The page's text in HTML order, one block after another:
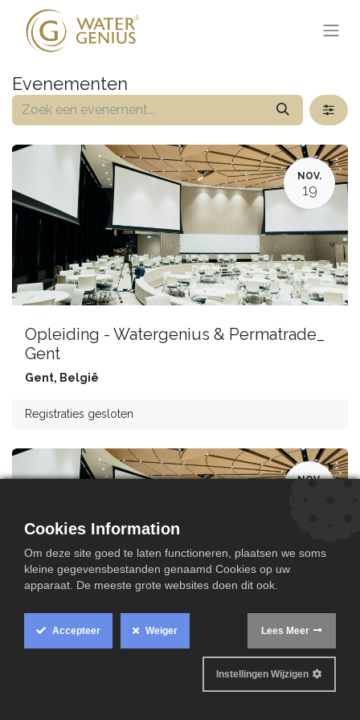
Evenementen
NOV.
19
Opleiding - Watergenius & Permatrade_
Gent
Gent, België
Registraties gesloten
NOV.
Opleiding - Watergenius & Permatrade_
Cookies Information
Om deze site goed te laten functioneren, plaatsen we soms
kleine gegevensbestanden genaamd Cookies op uw
apparaat. De meeste grote websites doen dit ook.
Accepteer Weiger Lees Meer
Instellingen Wijzigen